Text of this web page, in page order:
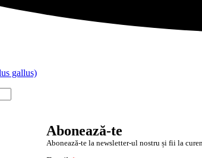
gallus)
Abonează-te
Abonează-te la newsletter-ul nostru și fii la